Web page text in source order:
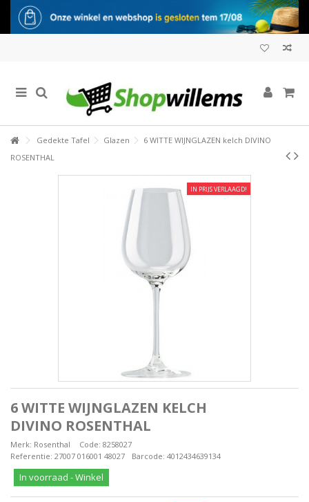
Gedekte Tafel Glazen
6 WITTE WIJNGLAZEN kelch DIVINO
ROSENTHAL
IN PRIJS VERLAAGD!
6 WITTE WIJNGLAZEN KELCH
DIVINO ROSENTHAL
Merk: Rosenthal Code: 8258027
Referentie: 27007 016001 48027 Barcode: 4012434639134
In voorraad - Winkel